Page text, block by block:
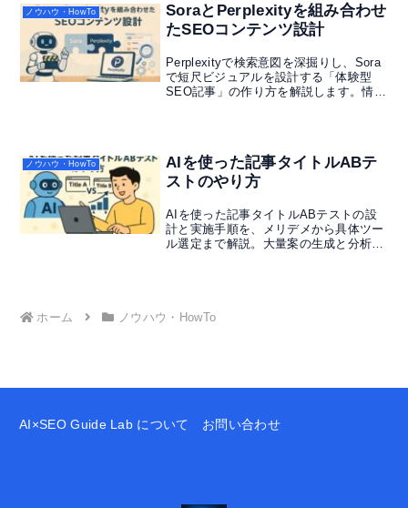
ノウハウ・HowTo
SoraとPerplexityを組み合わせ
たSEOコンテンツ設計
Perplexityで検索意図を深掘りし、Sora
で短尺ビジュアルを設計する「体験型
SEO記事」の作り方を解説します。情報
ノウハウ・HowTo
AIを使った記事タイトルABテ
ストのやり方
AIを使った記事タイトルABテストの設
計と実施手順を、メリデメから具体ツー
ル選定まで解説。大量案の生成と分析で
ホーム ノウハウ・HowTo
AI×SEO Guide Lab について お問い合わせ